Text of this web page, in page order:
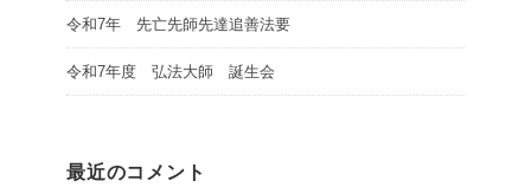
令和7年 先亡先師先達追善法要
令和7年度 弘法大師 誕生会
最近のコメント